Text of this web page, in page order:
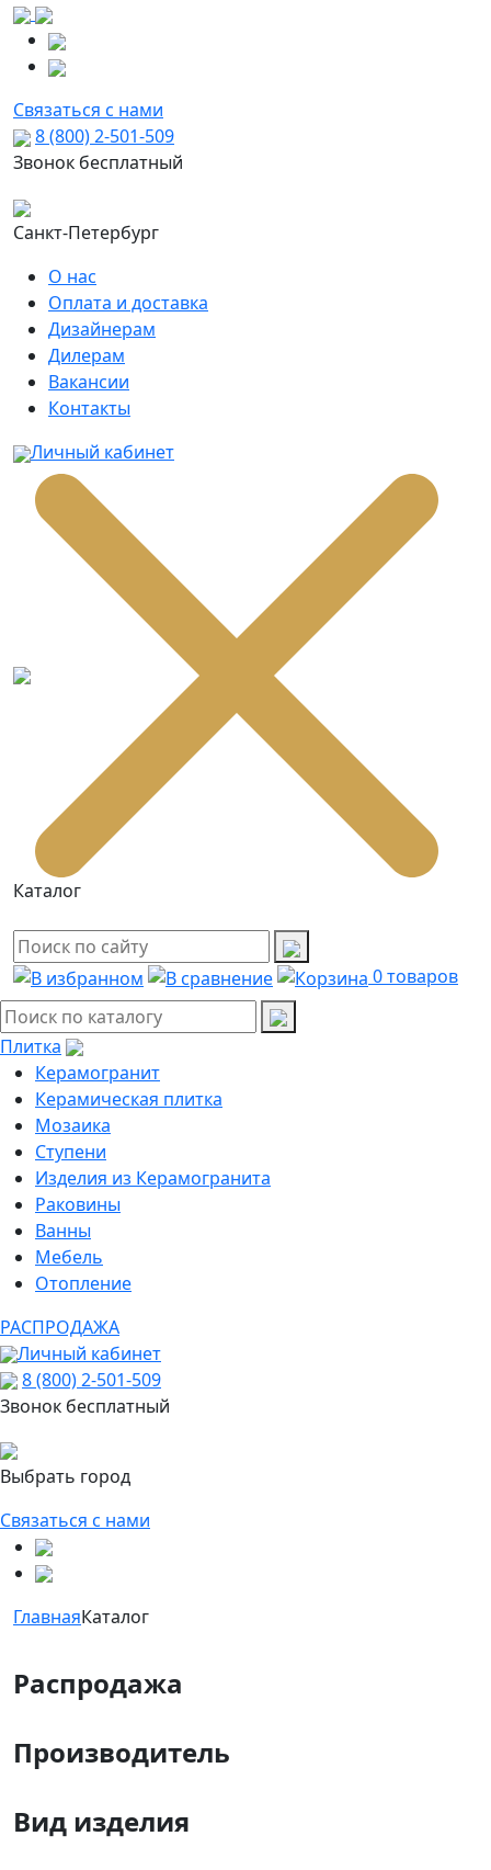
Связаться с нами
8 (800) 2-501-509
Звонок бесплатный
Санкт-Петербург
О нас
Оплата и доставка
Дизайнерам
Дилерам
Вакансии
Контакты
Личный кабинет
Каталог
0товаров
Плитка
Керамогранит
Керамическая плитка
Мозаика
Ступени
Изделия из Керамогранита
Раковины
Ванны
Мебель
Отопление
РАСПРОДАЖА
Личный кабинет
8 (800) 2-501-509
Звонок бесплатный
Выбрать город
Связаться с нами
ГлавнаяКаталог
Распродажа
Производитель
Вид изделия